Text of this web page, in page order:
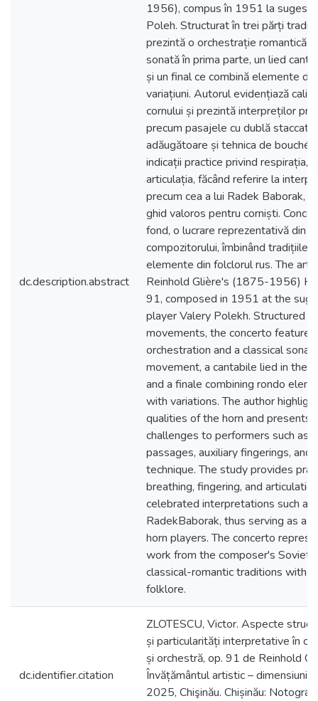
dc.description.abstract
1956), compus în 1951 la
Poleh. Structurat în trei părți
prezintă o orchestrație romantică
sonată în prima parte, un lied
și un final ce combină elemente
variațiuni. Autorul evidențiază
cornului și prezintă interpreților
precum pasajele cu dublă
adăugătoare și tehnica de bouché.
indicații practice privind respirația,
articulația, făcând referire la
precum cea a lui Radek Baborak,
ghid valoros pentru corniști.
fond, o lucrare reprezentativă din
compozitorului, îmbinând tradițiile
elemente din folclorul rus. The
Reinhold Glière's (1875-1956)
91, composed in 1951 at the
player Valery Polekh. Structured
movements, the concerto features
orchestration and a classical
movement, a cantabile lied in the
and a finale combining rondo
with variations. The author
qualities of the horn and presents
challenges to performers such as
passages, auxiliary fingerings, and
technique. The study provides
breathing, fingering, and
celebrated interpretations such
RadekBaborak, thus serving as a
horn players. The concerto
work from the composer's Soviet
classical-romantic traditions with
folklore.
dc.identifier.citation
ZLOTESCU, Victor. Aspecte
și particularități interpretative în
și orchestră, op. 91 de Reinhold
Învățământul artistic – dimensiuni
2025, Chişinău. Chișinău: